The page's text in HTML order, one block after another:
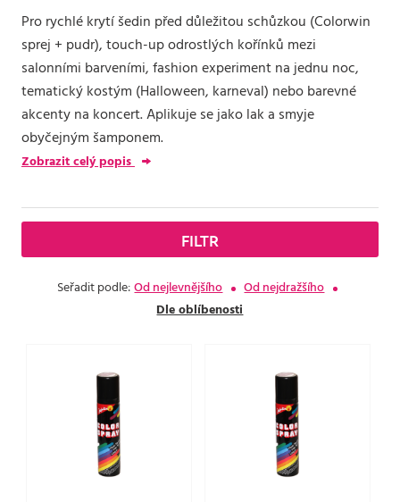
Pro rychlé krytí šedin před důležitou schůzkou (Colorwin
sprej + pudr), touch-up odrostlých kořínků mezi
salonními barveními, fashion experiment na jednu noc,
tematický kostým (Halloween, karneval) nebo barevné
akcenty na koncert. Aplikuje se jako lak a smyje
obyčejným šamponem.
Zobrazit celý popis
FILTR
Seřadit podle:Od nejlevnějšího
Od nejdražšího
Dle oblíbenosti